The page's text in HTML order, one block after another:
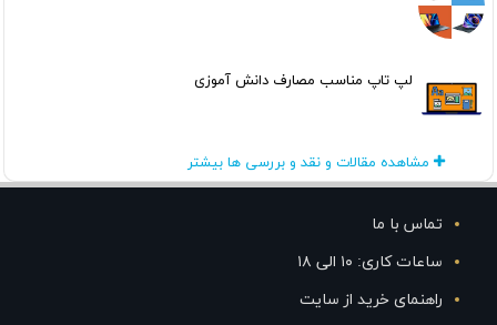
لپ تاپ مناسب مصارف دانش آموزی
مشاهده مقالات و نقد و بررسی ها بیشتر
تماس با ما
ساعات کاری: ۱۰ الی ۱۸
راهنمای خرید از سایت